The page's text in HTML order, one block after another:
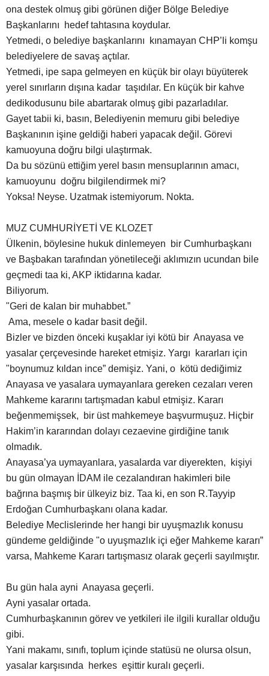
ona destek olmuş gibi görünen diğer Bölge Belediye
Başkanlarını hedef tahtasına koydular.
Yetmedi, o belediye başkanlarını kınamayan CHP’li komşu
belediyelere de savaş açtılar.
Yetmedi, ipe sapa gelmeyen en küçük bir olayı büyüterek
yerel sınırların dışına kadar taşıdılar. En küçük bir kahve
dedikodusunu bile abartarak olmuş gibi pazarladılar.
Gayet tabii ki, basın, Belediyenin memuru gibi belediye
Başkanının işine geldiği haberi yapacak değil. Görevi
kamuoyuna doğru bilgi ulaştırmak.
Da bu sözünü ettiğim yerel basın mensuplarının amacı,
kamuoyunu doğru bilgilendirmek mi?
Yoksa! Neyse. Uzatmak istemiyorum. Nokta.
MUZ CUMHURİYETİ VE KLOZET
Ülkenin, böylesine hukuk dinlemeyen bir Cumhurbaşkanı
ve Başbakan tarafından yönetileceği aklımızın ucundan bile
geçmedi taa ki, AKP iktidarına kadar.
Biliyorum.
"Geri de kalan bir muhabbet.”
Ama, mesele o kadar basit değil.
Bizler ve bizden önceki kuşaklar iyi kötü bir Anayasa ve
yasalar çerçevesinde hareket etmişiz. Yargı kararları için
"boynumuz kıldan ince” demişiz. Yani, o kötü dediğimiz
Anayasa ve yasalara uymayanlara gereken cezaları veren
Mahkeme kararını tartışmadan kabul etmişiz. Kararı
beğenmemişsek, bir üst mahkemeye başvurmuşuz. Hiçbir
Hakim’in kararından dolayı cezaevine girdiğine tanık
olmadık.
Anayasa’ya uymayanlara, yasalarda var diyerekten, kişiyi
bu gün olmayan İDAM ile cezalandıran hakimleri bile
bağrına başmış bir ülkeyiz biz. Taa ki, en son R.Tayyip
Erdoğan Cumhurbaşkanı olana kadar.
Belediye Meclislerinde her hangi bir uyuşmazlık konusu
gündeme geldiğinde "o uyuşmazlık içi eğer Mahkeme kararı”
varsa, Mahkeme Kararı tartışmasız olarak geçerli sayılmıştır.
Bu gün hala ayni Anayasa geçerli.
Ayni yasalar ortada.
Cumhurbaşkanının görev ve yetkileri ile ilgili kurallar olduğu
gibi.
Yani makamı, sınıfı, toplum içinde statüsü ne olursa olsun,
yasalar karşısında herkes eşittir kuralı geçerli.